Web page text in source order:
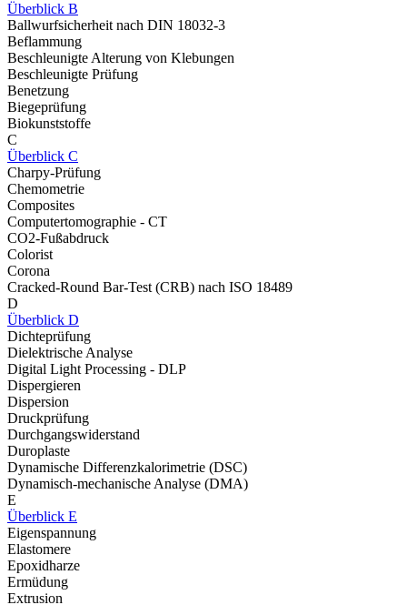
Überblick B
Ballwurfsicherheit nach DIN 18032-3
Beflammung
Beschleunigte Alterung von Klebungen
Beschleunigte Prüfung
Benetzung
Biegeprüfung
Biokunststoffe
C
Überblick C
Charpy-Prüfung
Chemometrie
Composites
Computertomographie - CT
CO2-Fußabdruck
Colorist
Corona
Cracked-Round Bar-Test (CRB) nach ISO 18489
D
Überblick D
Dichteprüfung
Dielektrische Analyse
Digital Light Processing - DLP
Dispergieren
Dispersion
Druckprüfung
Durchgangswiderstand
Duroplaste
Dynamische Differenzkalorimetrie (DSC)
Dynamisch-mechanische Analyse (DMA)
E
Überblick E
Eigenspannung
Elastomere
Epoxidharze
Ermüdung
Extrusion